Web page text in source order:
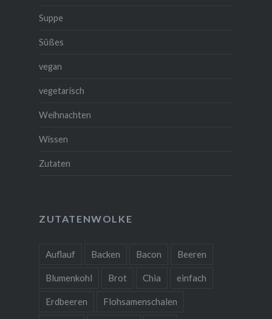
Suppe
Süßes
vegan
vegetarisch
Weihnachten
Wissen
Zutaten
ZUTATENWOLKE
Auflauf Backen Bacon Beeren
Blumenkohl Brot Chia einfach
Erdbeeren Flohsamenschalen